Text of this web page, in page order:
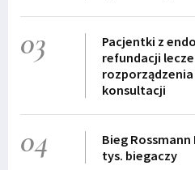
03
Pacjentki z
refundacji
konsultacji
04
Bieg Rossmann
tys. biegaczy